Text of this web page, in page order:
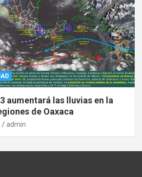
aumentará las lluvias en la
de Oaxaca
admin